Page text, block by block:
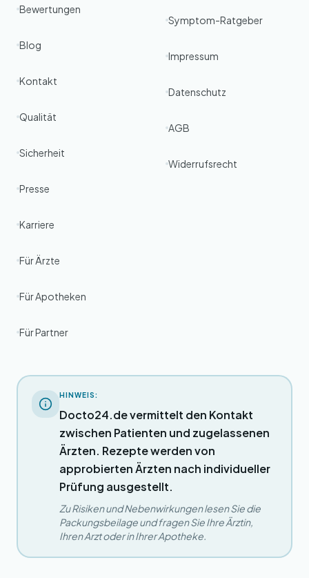
Bewertungen
Blog
Kontakt
Qualität
Sicherheit
Presse
Karriere
Für Ärzte
Für Apotheken
Für Partner
Symptom-Ratgeber
Impressum
Datenschutz
AGB
Widerrufsrecht
HINWEIS:
Docto24.de vermittelt den Kontakt
zwischen Patienten und zugelassenen
Ärzten. Rezepte werden von
approbierten Ärzten nach individueller
Prüfung ausgestellt.
Zu Risiken und Nebenwirkungen lesen Sie die
Packungsbeilage und fragen Sie Ihre Ärztin,
Ihren Arzt oder in Ihrer Apotheke.